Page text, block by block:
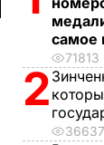
самое
71813
2
36637